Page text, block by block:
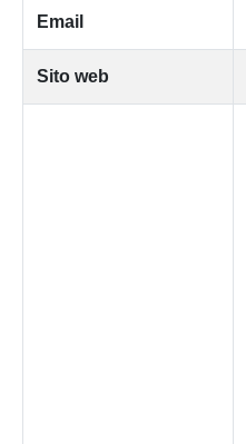
Email
Sito web